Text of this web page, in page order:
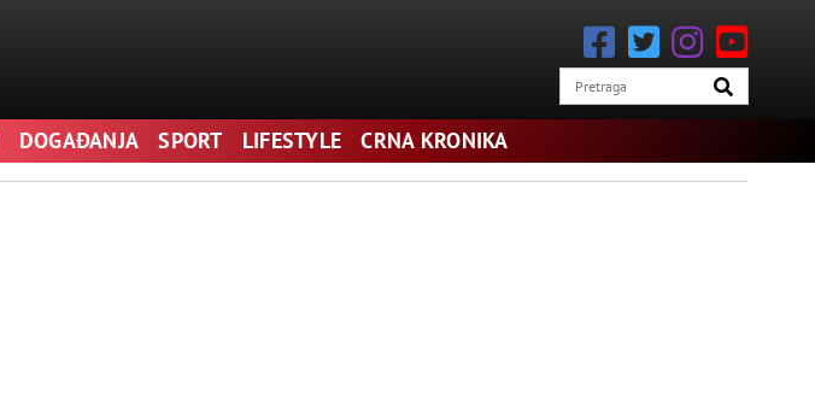
DOGAĐANJA SPORT LIFESTYLE CRNA KRONIKA